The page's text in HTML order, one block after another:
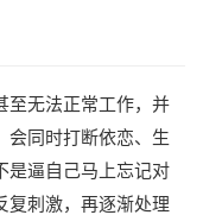
至无法正常工作，并
会同时打断依恋、生
是逼自己马上忘记对
复刺激，再逐渐处理